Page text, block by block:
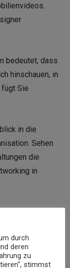
bedeutet, dass
hinschauen, in
Sie
in die
Sehen
die
in
Kontakte
durch
deren
zu
stimmst